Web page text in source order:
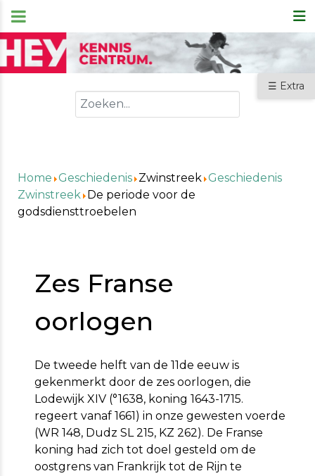
☰ Extra
Zoeken
Home Geschiedenis Zwinstreek Geschiedenis
Zwinstreek De periode voor de
godsdiensttroebelen
Zes Franse
oorlogen
De tweede helft van de 11de eeuw is
gekenmerkt door de zes oorlogen, die
Lodewijk XIV (°1638, koning 1643-1715.
regeert vanaf 1661) in onze gewesten voerde
(WR 148, Dudz SL 215, KZ 262). De Franse
koning had zich tot doel gesteld om de
oostgrens van Frankrijk tot de Rijn te